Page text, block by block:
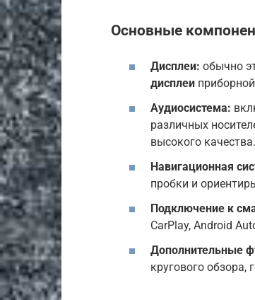
Основные
Дисплеи: обычно
дисплеи
Аудиосистема:
различных
высокого качества.
Навигационная
пробки и
Подключение к
CarPlay, Android
Дополнительные
кругового обзора,